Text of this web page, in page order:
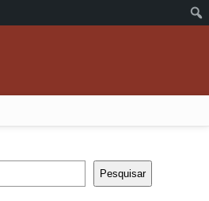
Pesquisar